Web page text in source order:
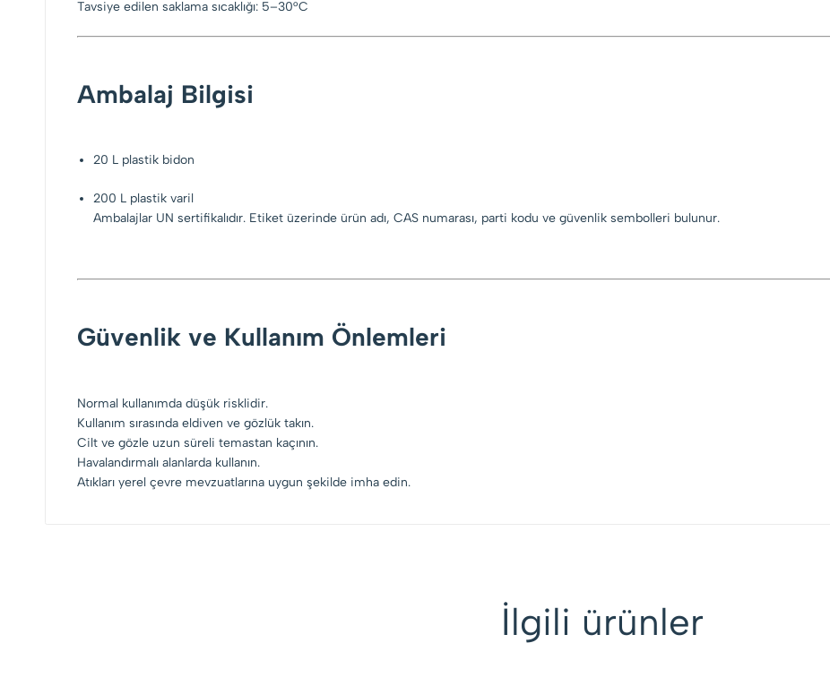
Tavsiye edilen saklama sıcaklığı: 5–30°C
Ambalaj Bilgisi
20 L plastik bidon
200 L plastik varil
Ambalajlar UN sertifikalıdır. Etiket üzerinde ürün adı, CAS numarası, parti kodu ve güvenlik sembolleri bulunur.
Güvenlik ve Kullanım Önlemleri
Normal kullanımda düşük risklidir.
Kullanım sırasında eldiven ve gözlük takın.
Cilt ve gözle uzun süreli temastan kaçının.
Havalandırmalı alanlarda kullanın.
Atıkları yerel çevre mevzuatlarına uygun şekilde imha edin.
İlgili ürünler